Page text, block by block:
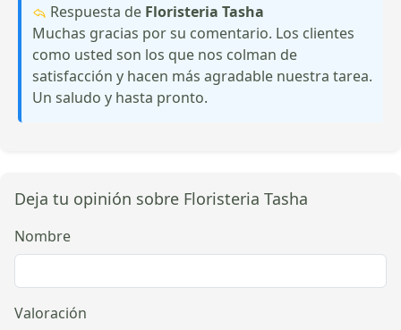
Respuesta de Floristeria Tasha
Muchas gracias por su comentario. Los clientes
como usted son los que nos colman de
satisfacción y hacen más agradable nuestra tarea.
Un saludo y hasta pronto.
Deja tu opinión sobre Floristeria Tasha
Nombre
Valoración